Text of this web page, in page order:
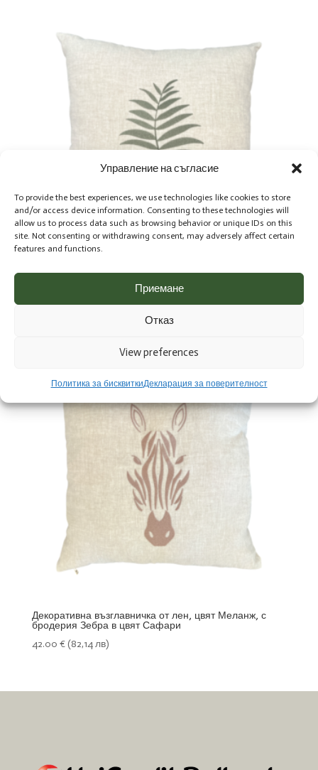
Управление на съгласие
To provide the best experiences, we use technologies like cookies to store
and/or access device information. Consenting to these technologies will
allow us to process data such as browsing behavior or unique IDs on this
site. Not consenting or withdrawing consent, may adversely affect certain
features and functions.
Приемане
Отказ
View preferences
Политика за бисквиткиДекларация за поверителност
бродерия Дива папрат в цвят Зелен бор
42.00€(82,14 лв)
Декоративна възглавничка от лен, цвят Меланж, с
бродерия Зебра в цвят Сафари
42.00 €(82,14 лв)